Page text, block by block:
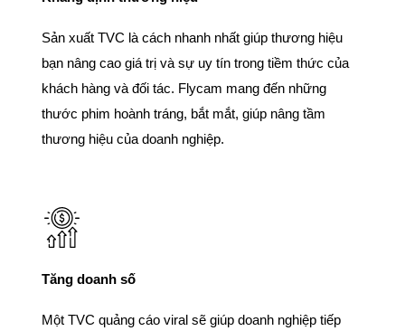
Sản xuất TVC là cách nhanh nhất giúp thương hiệu
bạn nâng cao giá trị và sự uy tín trong tiềm thức của
khách hàng và đối tác. Flycam mang đến những
thước phim hoành tráng, bắt mắt, giúp nâng tầm
thương hiệu của doanh nghiệp.
Tăng doanh số
Một TVC quảng cáo viral sẽ giúp doanh nghiệp tiếp